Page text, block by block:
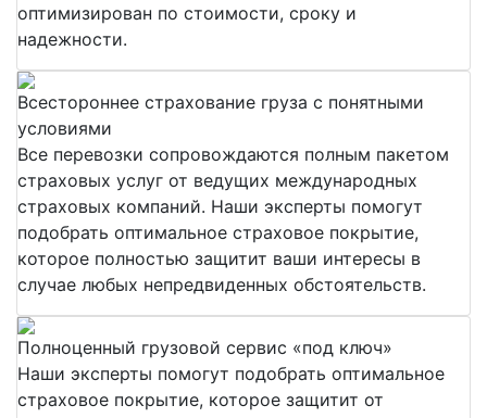
оптимизирован по стоимости, сроку и
надежности.
Всестороннее страхование груза с понятными
условиями
Все перевозки сопровождаются полным пакетом
страховых услуг от ведущих международных
страховых компаний. Наши эксперты помогут
подобрать оптимальное страховое покрытие,
которое полностью защитит ваши интересы в
случае любых непредвиденных обстоятельств.
Полноценный грузовой сервис «под ключ»
Наши эксперты помогут подобрать оптимальное
страховое покрытие, которое защитит от